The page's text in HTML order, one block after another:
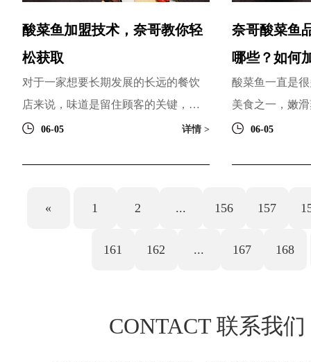
酸菜鱼加盟技术，奈哥教你轻
松获取
对于一家想要长期发展的长远的餐饮
店来说，味道是留住顾客的关键，拥
有好的味道就意味着要拥有好的制作
06-05 详情 >
奈哥酸菜鱼
哪些？如何
酸菜鱼一直是
美食之一，嫩
口感也细腻，
06-05
« 1 2 ... 156 157
161 162 ... 167 168
CONTACT 联系我们